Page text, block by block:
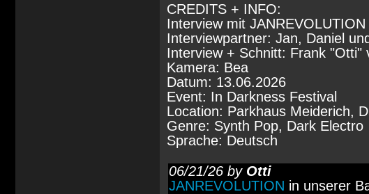
CREDITS + INFO:
Interview mit JANREVOLUTION
Interviewpartner: Jan, Daniel
Interview + Schnitt: Frank "Otti"
Kamera: Bea
Datum: 13.06.2026
Event: In Darkness Festival
Location: Parkhaus Meiderich,
Genre: Synth Pop, Dark Electro
Sprache: Deutsch
06/21/26 by Otti
JANREVOLUTION in unserer